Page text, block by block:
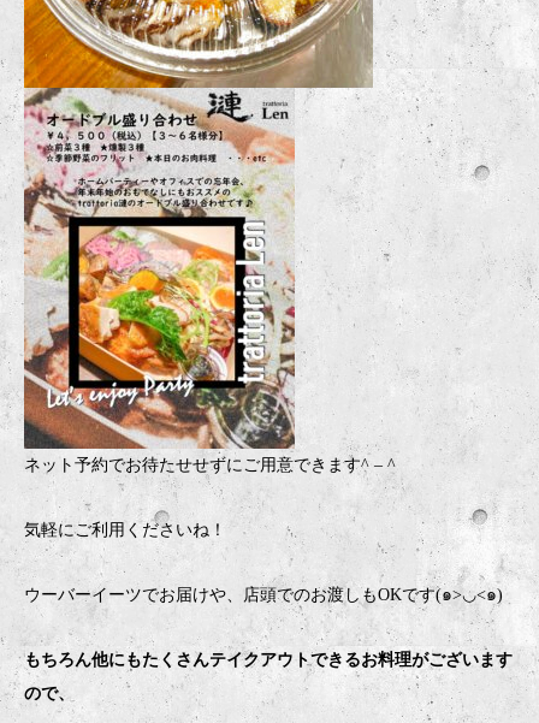
ネット予約でお待たせせずにご用意できます^ – ^
気軽にご利用くださいね！
ウーバーイーツでお届けや、店頭でのお渡しもOKです(๑>◡<๑)
もちろん他にもたくさんテイクアウトできるお料理がございます
ので、